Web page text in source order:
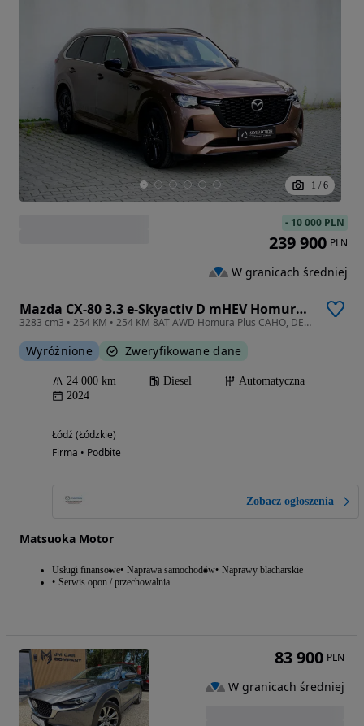
1 / 6
Mazda CX-80 3.3 e-Skyactiv D mHEV Homura Plus AWD
3283 cm3 • 254 KM • 254 KM 8AT AWD Homura Plus CAHO, DEMO, Salon Polska, FV 23%
Wyróżnione Zweryfikowane dane
24 000 km Diesel
Automatyczna
2024
Łódź (Łódzkie)
Firma • Podbite
Zobacz ogłoszenia
Matsuoka Motor
Usługi finansowe Naprawa samochodów Naprawy blacharskie
Serwis opon / przechowalnia
- 10 000 PLN
239 900 PLN
W granicach średniej
83 900 PLN
W granicach średniej